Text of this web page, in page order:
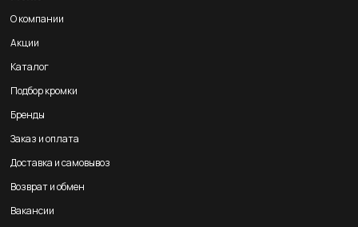
О компании
Акции
Каталог
Подбор кромки
Бренды
Заказ и оплата
Доставка и самовывоз
Возврат и обмен
Вакансии